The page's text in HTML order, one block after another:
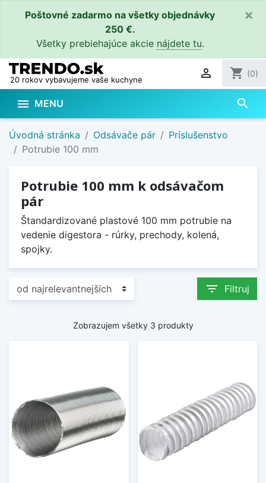
Poštovné zadarmo na všetky objednávky
250 €.
Všetky prebiehajúce akcie nájdete tu.
×
20 rokov vybavujeme vaše kuchyne  shopping_cart (0)
 MENU search
Úvodná stránka Odsávače pár
Príslušenstvo
Potrubie 100 mm
Potrubie 100 mm k odsávačom
pár
Štandardizované plastové 100 mm potrubie na
vedenie digestora - rúrky, prechody, kolená,
spojky.
filter_list Filtruj
Zobrazujem všetky 3 produkty